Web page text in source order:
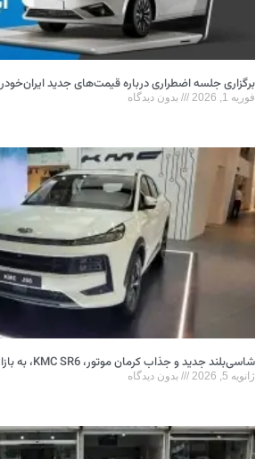
برگزاری جلسه اضطراری درباره قیمت‌های جدید ایران‌خودرو
فوریه 1, 2026 بدون دیدگاه
شاسی‌بلند جدید و جذاب کرمان موتور، KMC SR6، به بازار می‌آید
ژانویه 5, 2026 بدون دیدگاه